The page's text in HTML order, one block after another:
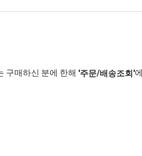
구매하신 분에 한해 '주문/배송조회'